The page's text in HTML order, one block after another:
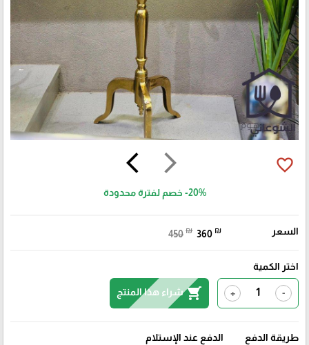
arrow_forward_ios
arrow_back_ios favorite_border
-20% خصم لفترة محدودة
السعر 450 ₪ 360 ₪
اختر الكمية
-
+
shopping_cartشراء هذا المنتج
طريقة الدفع
الدفع عند الإستلام